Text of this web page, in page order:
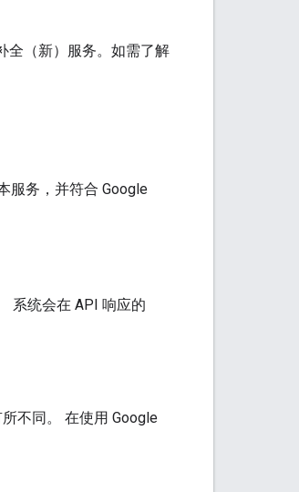
全（新）服务。如需了解
服务，并符合 Google
系统会在 API 响应的
不同。 在使用 Google